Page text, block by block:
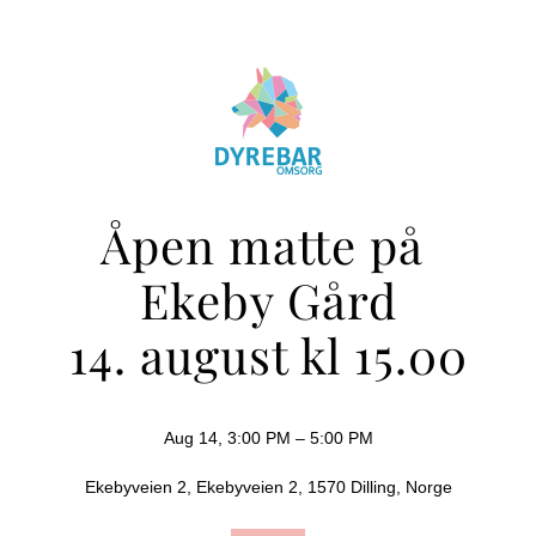
Åpen matte på
Ekeby Gård
14. august kl 15.00
Aug 14, 3:00 PM – 5:00 PM
Ekebyveien 2, Ekebyveien 2, 1570 Dilling, Norge